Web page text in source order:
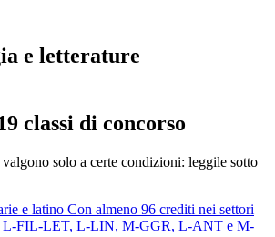
e letterature
classi di concorso
solo a certe condizioni: leggile sotto
e latino Con almeno 96 crediti nei settori
L-FIL-LET, L-LIN, M-GGR, L-ANT e M-